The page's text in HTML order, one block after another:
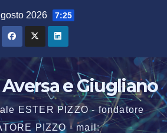
2026 7:25
e Giugliano
ESTER PIZZO - fondatore
PIZZO - mail: